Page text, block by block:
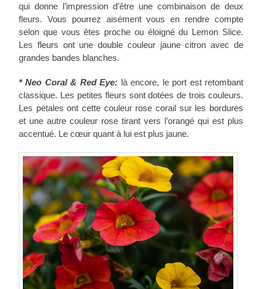
qui donne l’impression d’être une combinaison de deux
fleurs. Vous pourrez aisément vous en rendre compte
selon que vous êtes proche ou éloigné du Lemon Slice.
Les fleurs ont une double couleur jaune citron avec de
grandes bandes blanches.
* Neo Coral & Red Eye: là encore, le port est retombant
classique. Les petites fleurs sont dotées de trois couleurs.
Les pétales ont cette couleur rose corail sur les bordures
et une autre couleur rose tirant vers l’orangé qui est plus
accentué. Le cœur quant à lui est plus jaune.